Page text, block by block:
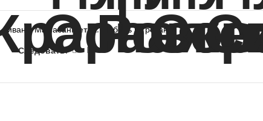
Диваны МамасанМетка:
Мебель из ротанга
Следовать: